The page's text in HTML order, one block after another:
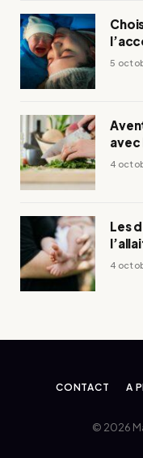
5
avec
4
Les
4
CONTACT A
© 2026